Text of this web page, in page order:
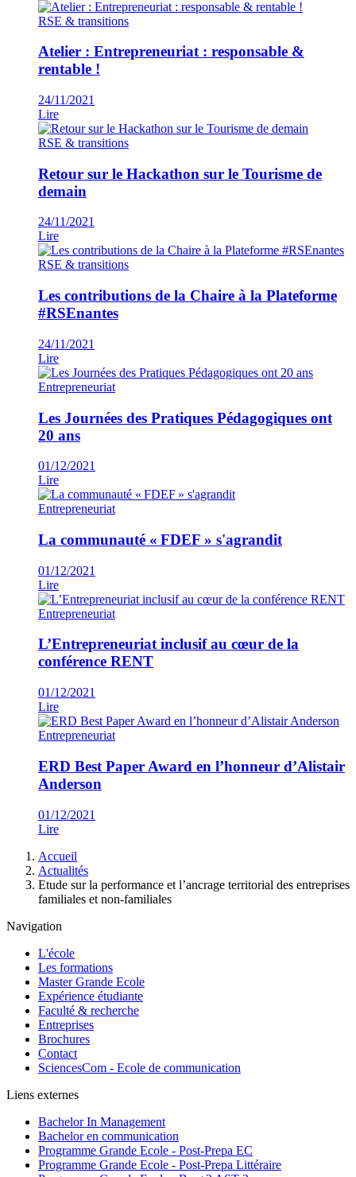
RSE & transitions
Atelier : Entrepreneuriat : responsable &
rentable !
24/11/2021
Lire
RSE & transitions
Retour sur le Hackathon sur le Tourisme de
demain
24/11/2021
Lire
RSE & transitions
Les contributions de la Chaire à la Plateforme
#RSEnantes
24/11/2021
Lire
Entrepreneuriat
Les Journées des Pratiques Pédagogiques ont
20 ans
01/12/2021
Lire
Entrepreneuriat
La communauté « FDEF » s'agrandit
01/12/2021
Lire
Entrepreneuriat
L’Entrepreneuriat inclusif au cœur de la
conférence RENT
01/12/2021
Lire
Entrepreneuriat
ERD Best Paper Award en l’honneur d’Alistair
Anderson
01/12/2021
Lire
d'Ariane
Accueil
Actualités
Etude sur la performance et l’ancrage territorial des entreprises
familiales et non-familiales
Navigation
L'école
Les formations
Master Grande Ecole
Expérience étudiante
Faculté & recherche
Entreprises
Brochures
Contact
SciencesCom - Ecole de communication
Liens externes
Bachelor In Management
Bachelor en communication
Programme Grande Ecole - Post-Prepa EC
Programme Grande Ecole - Post-Prepa Littéraire